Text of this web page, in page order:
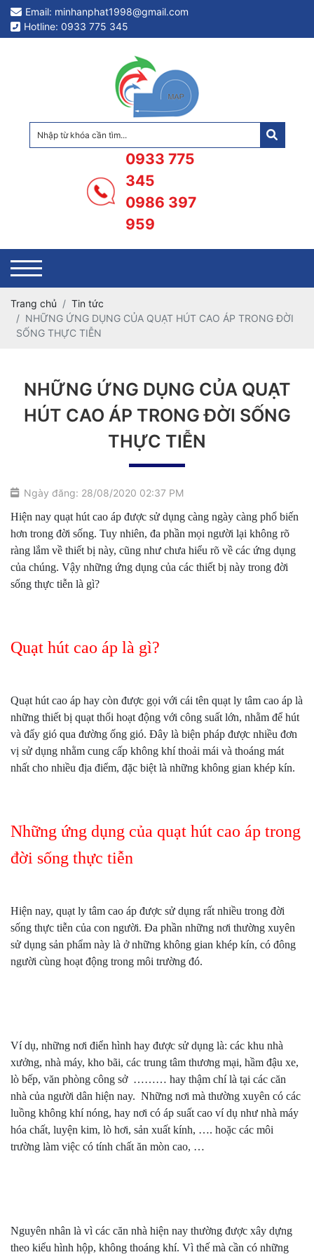
Email: minhanphat1998@gmail.com
Hotline: 0933 775 345
0933 775
345
0986 397
959
Trang chủ
Tin tức
NHỮNG ỨNG DỤNG CỦA QUẠT HÚT CAO ÁP TRONG ĐỜI
SỐNG THỰC TIỄN
NHỮNG ỨNG DỤNG CỦA QUẠT
HÚT CAO ÁP TRONG ĐỜI SỐNG
THỰC TIỄN
Ngày đăng: 28/08/2020 02:37 PM
Hiện nay quạt hút cao áp được sử dụng càng ngày càng phổ biến
hơn trong đời sống. Tuy nhiên, đa phần mọi người lại không rõ
ràng lắm về thiết bị này, cũng như chưa hiểu rõ về các ứng dụng
của chúng. Vậy những ứng dụng của các thiết bị này trong đời
sống thực tiễn là gì?
Quạt hút cao áp là gì?
Quạt hút cao áp hay còn được gọi với cái tên quạt ly tâm cao áp là
những thiết bị quạt thổi hoạt động với công suất lớn, nhằm để hút
và đẩy gió qua đường ống gió. Đây là biện pháp được nhiều đơn
vị sử dụng nhằm cung cấp không khí thoải mái và thoáng mát
nhất cho nhiều địa điểm, đặc biệt là những không gian khép kín.
Những ứng dụng của quạt hút cao áp trong
đời sống thực tiễn
Hiện nay, quạt ly tâm cao áp được sử dụng rất nhiều trong đời
sống thực tiễn của con người. Đa phần những nơi thường xuyên
sử dụng sản phẩm này là ở những không gian khép kín, có đông
người cùng hoạt động trong môi trường đó.
Ví dụ, những nơi điển hình hay được sử dụng là: các khu nhà
xưởng, nhà máy, kho bãi, các trung tâm thương mại, hầm đậu xe,
lò bếp, văn phòng công sở ……… hay thậm chí là tại các căn
nhà của người dân hiện nay. Những nơi mà thường xuyên có các
luồng không khí nóng, hay nơi có áp suất cao ví dụ như nhà máy
hóa chất, luyện kim, lò hơi, sản xuất kính, …. hoặc các môi
trường làm việc có tính chất ăn mòn cao, …
Nguyên nhân là vì các căn nhà hiện nay thường được xây dựng
theo kiểu hình hộp, không thoáng khí. Vì thế mà cần có những